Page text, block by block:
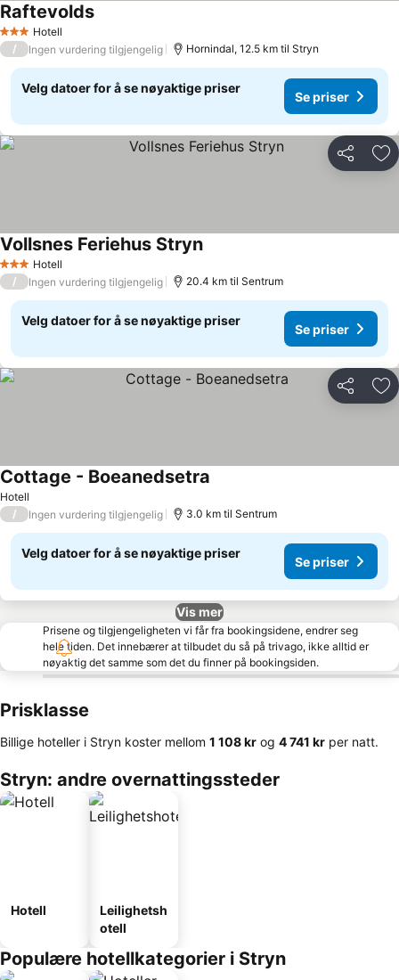
3 StjernerHotell
RaftevoldsSe priser
/ Ingen vurdering tilgjengelig Hornindal, 12.5 km til Stryn
Velg datoer for å se nøyaktige priser
Se priser
Del
3 StjernerHotell
Vollsnes Feriehus StrynSe priser
/ Ingen vurdering tilgjengelig 20.4 km til Sentrum
Velg datoer for å se nøyaktige priser
Se priser
Del
Hotell
Cottage - Boeanedsetra
/ Ingen vurdering tilgjengelig 3.0 km til Sentrum
Velg datoer for å se nøyaktige priser
Se priser
Vis mer
Prisene og tilgjengeligheten vi får fra bookingsidene, endrer seg
hele tiden. Det innebærer at tilbudet du så på trivago, ikke alltid er
nøyaktig det samme som det du finner på bookingsiden.
Prisklasse
Billige hoteller i Stryn koster mellom ‎1 108 kr og ‎4 741 kr per natt.
Stryn: andre overnattingssteder
Hotell
Leilighetsh
otell
Populære hotellkategorier i Stryn